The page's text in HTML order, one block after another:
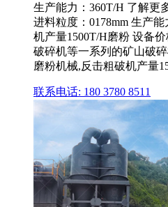
生产能力：360T/H 了解更
进料粒度：0178mm 生产
机产量1500T/H磨粉 设备
破碎机等一系列的矿山破
磨粉机械,反击粗破机产量
联系电话: 180 3780 8511